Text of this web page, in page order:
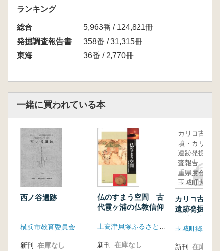
ランキング
総合
5,963番 / 124,821冊
発掘調査報告書
358番 / 31,315冊
東海
36番 / 2,770冊
一緒に買われている本
西ノ谷遺跡
新刊 在庫なし
仏のすまう空間 古
代霞ヶ浦の仏教信仰
上高津貝塚ふるさと歴史の広場
新刊 在庫なし
カリコ古
墳・カリコ
遺跡発掘調
査報告 三
重県度会郡
玉城町大字
カリコ古墳
遺跡発掘調
大字世古
新刊 在庫なし